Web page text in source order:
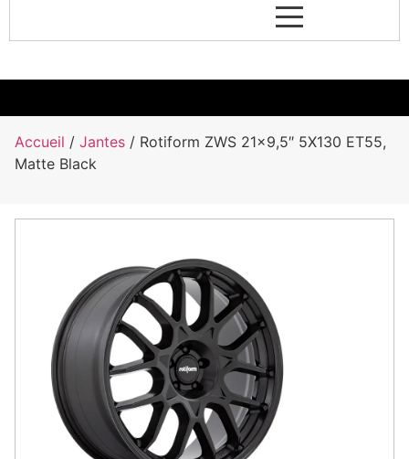
Accueil / Jantes / Rotiform ZWS 21×9,5″ 5X130 ET55,
Matte Black